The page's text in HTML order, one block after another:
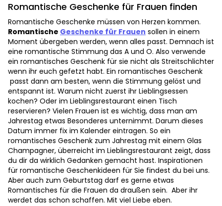
Romantische Geschenke für Frauen finden
Romantische Geschenke müssen von Herzen kommen.
Romantische Geschenke für Frauen sollen in einem
Moment übergeben werden, wenn alles passt. Demnach ist
eine romantische Stimmung das A und O. Also verwende
ein romantisches Geschenk für sie nicht als Streitschlichter
wenn ihr euch gefetzt habt. Ein romantisches Geschenk
passt dann am besten, wenn die Stimmung gelöst und
entspannt ist. Warum nicht zuerst ihr Lieblingsessen
kochen? Oder im Lieblingsrestaurant einen Tisch
reservieren? Vielen Frauen ist es wichtig, dass man am
Jahrestag etwas Besonderes unternimmt. Darum dieses
Datum immer fix im Kalender eintragen. So ein
romantisches Geschenk zum Jahrestag mit einem Glas
Champagner, überreicht im Lieblingsrestaurant zeigt, dass
du dir da wirklich Gedanken gemacht hast. Inspirationen
für romantische Geschenkideen für Sie findest du bei uns.
Aber auch zum Geburtstag darf es gerne etwas
Romantisches für die Frauen da draußen sein. Aber ihr
werdet das schon schaffen. Mit viel Liebe eben.